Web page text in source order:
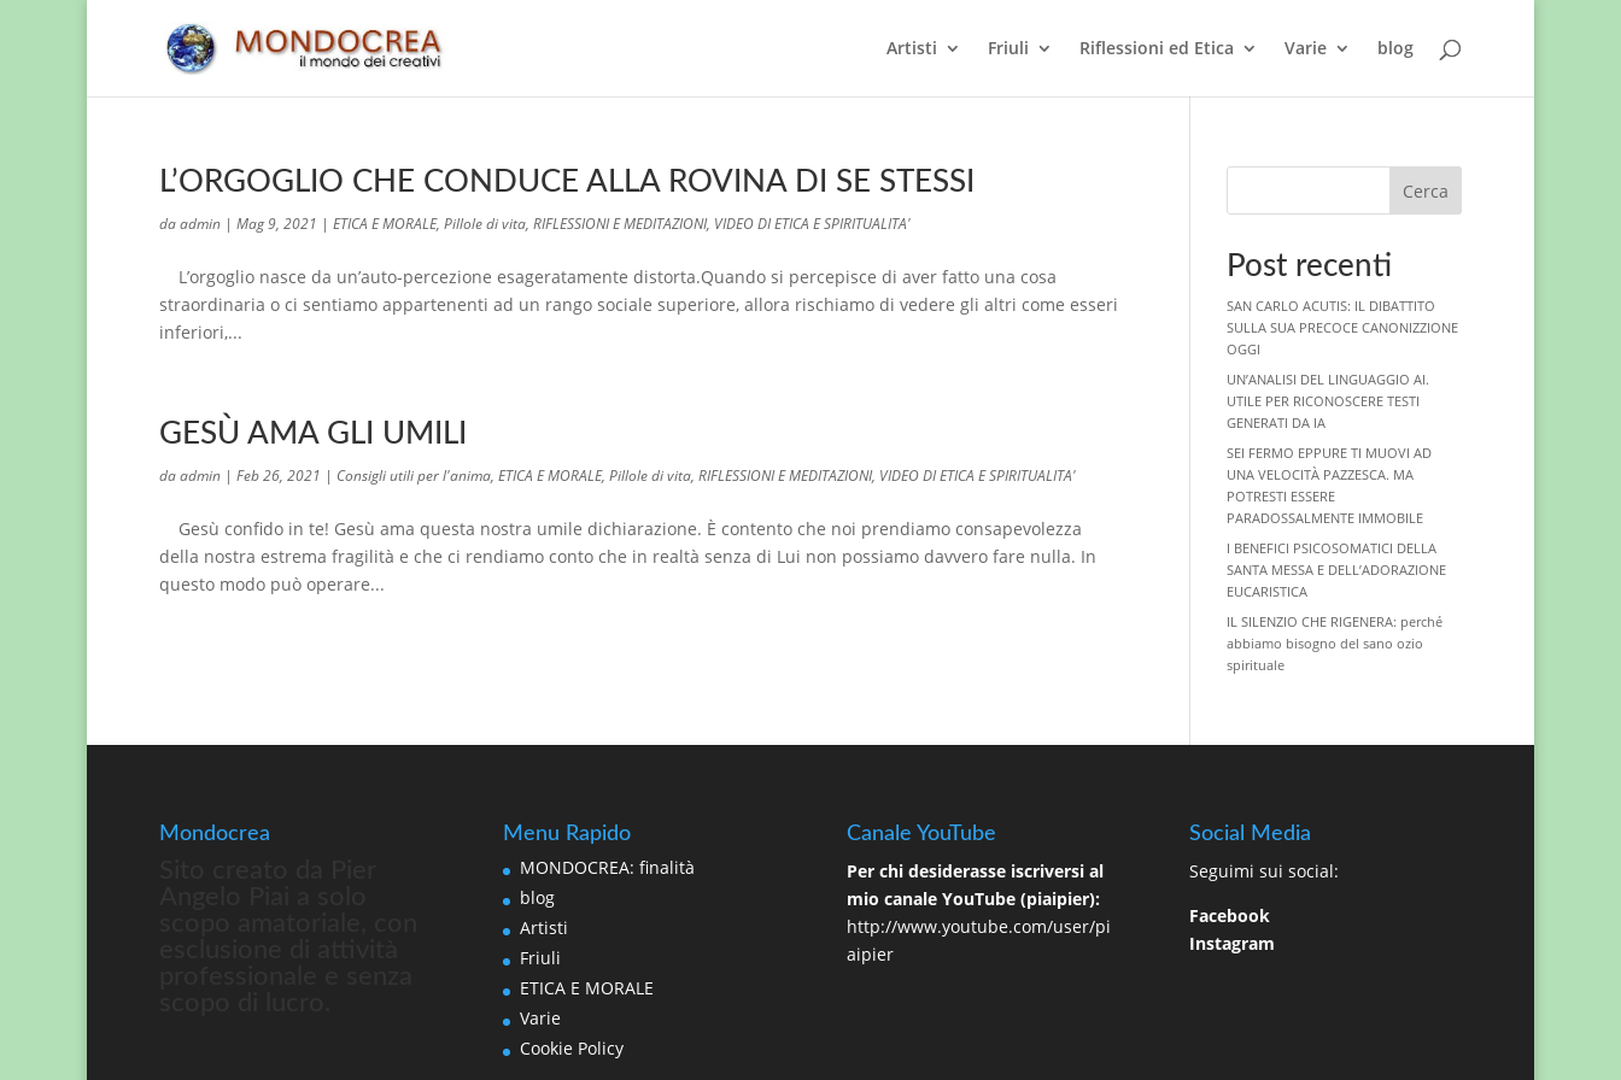
Artisti Friuli Riflessioni ed Etica Varie blog
L’ORGOGLIO CHE CONDUCE ALLA ROVINA DI SE STESSI
daadmin | Mag 9, 2021 | ETICA E MORALE, Pillole di vita, RIFLESSIONI E MEDITAZIONI, VIDEO DI ETICA E SPIRITUALITA'
L’orgoglio nasce da un’auto-percezione esageratamente distorta.Quando si percepisce di aver fatto una cosa
straordinaria o ci sentiamo appartenenti ad un rango sociale superiore, allora rischiamo di vedere gli altri come esseri
inferiori,...
GESÙ AMA GLI UMILI
daadmin | Feb 26, 2021 | Consigli utili per l'anima, ETICA E MORALE, Pillole di vita, RIFLESSIONI E MEDITAZIONI, VIDEO DI ETICA E SPIRITUALITA'
Gesù confido in te! Gesù ama questa nostra umile dichiarazione. È contento che noi prendiamo consapevolezza
della nostra estrema fragilità e che ci rendiamo conto che in realtà senza di Lui non possiamo davvero fare nulla. In
questo modo può operare...
Cerca
Post recenti
SAN CARLO ACUTIS: IL DIBATTITO
SULLA SUA PRECOCE CANONIZZIONE
OGGI
UN’ANALISI DEL LINGUAGGIO AI.
UTILE PER RICONOSCERE TESTI
GENERATI DA IA
SEI FERMO EPPURE TI MUOVI AD
UNA VELOCITÀ PAZZESCA. MA
POTRESTI ESSERE
PARADOSSALMENTE IMMOBILE
I BENEFICI PSICOSOMATICI DELLA
SANTA MESSA E DELL’ADORAZIONE
EUCARISTICA
IL SILENZIO CHE RIGENERA: perché
abbiamo bisogno del sano ozio
spirituale
Mondocrea Menu Rapido
MONDOCREA: finalità
blog
Artisti
Friuli
ETICA E MORALE
Varie
Cookie Policy
Canale YouTube
Per chi desiderasse iscriversi al
mio canale YouTube (piaipier):
http://www.youtube.com/user/pi
aipier
Social Media
Seguimi sui social:
Facebook
Instagram